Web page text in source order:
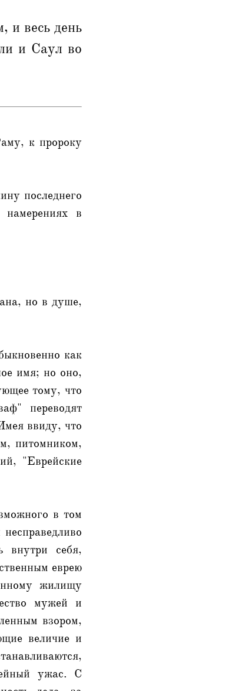
и весь день
и Саул во
к пророку
последнего
в
но в душе,
как
имя; но оно,
тому, что
переводят
ввиду, что
питомником,
"Еврейские
в том
внутри себя,
еврею
жилищу
мужей и
взором,
величие и
ужас. С